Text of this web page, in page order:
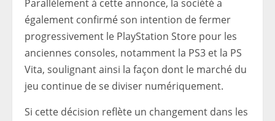
Parallèlement à cette annonce, la société a
également confirmé son intention de fermer
progressivement le PlayStation Store pour les
anciennes consoles, notamment la PS3 et la PS
Vita, soulignant ainsi la façon dont le marché du
jeu continue de se diviser numériquement.
Si cette décision reflète un changement dans les